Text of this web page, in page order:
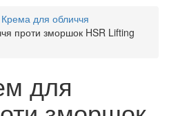
Крема для обличчя
проти зморшок HSR Lifting
для